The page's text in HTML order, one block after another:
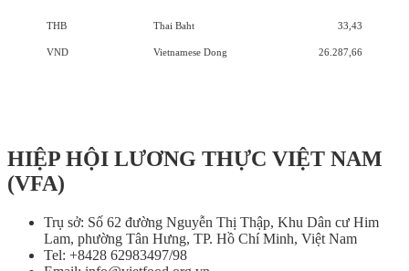
THB Thai Baht 33,43
VND Vietnamese Dong 26.287,66
HIỆP HỘI LƯƠNG THỰC VIỆT NAM
(VFA)
Trụ sở: Số 62 đường Nguyễn Thị Thập, Khu Dân cư Him
Lam, phường Tân Hưng, TP. Hồ Chí Minh, Việt Nam
Tel: +8428 62983497/98